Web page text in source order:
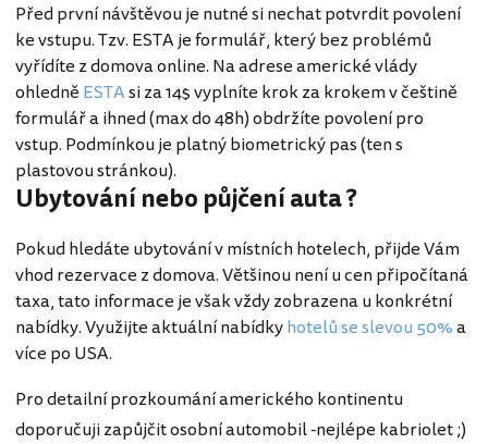
Před první návštěvou je nutné si nechat potvrdit povolení
ke vstupu. Tzv. ESTA je formulář, který bez problémů
vyřídíte z domova online. Na adrese americké vlády
ohledně ESTAsi za 14$ vyplníte krok za krokem v češtině
formulář a ihned (max do 48h) obdržíte povolení pro
vstup. Podmínkou je platný biometrický pas (ten s
plastovou stránkou).
Ubytování nebo půjčení auta ?
Pokud hledáte ubytování v místních hotelech, přijde Vám
vhod rezervace z domova. Většinou není u cen připočítaná
taxa, tato informace je však vždy zobrazena u konkrétní
nabídky. Využijte aktuální nabídkyhotelů se slevou 50%a
více po USA.
Pro detailní prozkoumání amerického kontinentu
doporučuji zapůjčit osobní automobil -nejlépe kabriolet ;)